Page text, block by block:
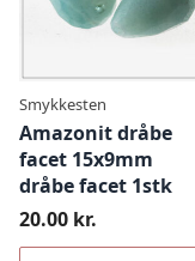
Smykkesten
Amazonit dråbe
facet 15x9mm
dråbe facet 1stk
20.00 kr.